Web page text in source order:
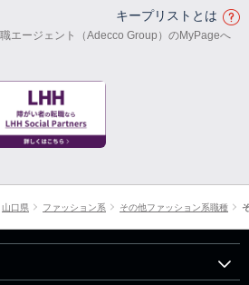
キープリストとは
エージェント（Adecco Group）のMyPageへ
山口県 ファッション系 その他ファッション系職種